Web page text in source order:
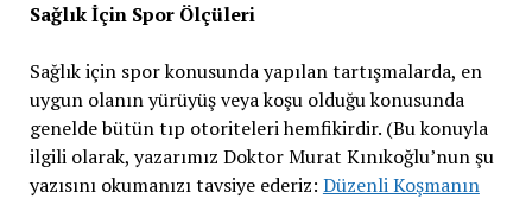
Sağlık İçin Spor Ölçüleri
Sağlık için spor konusunda yapılan tartışmalarda, en
uygun olanın yürüyüş veya koşu olduğu konusunda
genelde bütün tıp otoriteleri hemfikirdir. (Bu konuyla
ilgili olarak, yazarımız Doktor Murat Kınıkoğlu’nun şu
yazısını okumanızı tavsiye ederiz: Düzenli Koşmanın